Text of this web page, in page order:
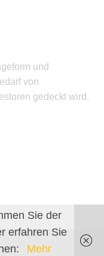
und
von
gedeckt wird.
Themes
Sie der
erfahren Sie
Mehr